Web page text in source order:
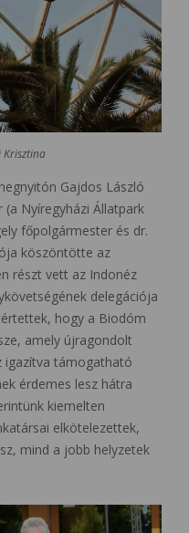
Krisztina
Gajdos László
Nyíregyházi Állatpark
főpolgármester és dr.
köszöntötte az
részt vett az Indonéz
delegációja
hogy a Biodóm
amely újragondolt
igazítva támogatható
érdemes lesz hátra
kiemelten
elkötelezettek,
mind a jobb helyzetek